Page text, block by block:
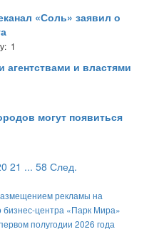
«Соль» заявил о
1
и властями
могут появиться
21 ... 58 След.
рекламы на
бизнес-центра «Парк Мира»
полугодии 2026 года